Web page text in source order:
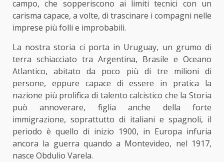
campo, che sopperiscono ai limiti tecnici con un
carisma capace, a volte, di trascinare i compagni nelle
imprese più folli e improbabili.
La nostra storia ci porta in Uruguay, un grumo di
terra schiacciato tra Argentina, Brasile e Oceano
Atlantico, abitato da poco più di tre milioni di
persone, eppure capace di essere in pratica la
nazione più prolifica di talento calcistico che la Storia
può annoverare, figlia anche della forte
immigrazione, soprattutto di italiani e spagnoli, il
periodo è quello di inizio 1900, in Europa infuria
ancora la guerra quando a Montevideo, nel 1917,
nasce Obdulio Varela.